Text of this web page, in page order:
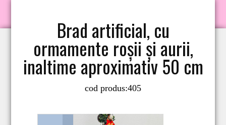
Brad artificial, cu
ormamente roșii și aurii,
inaltime aproximativ 50 cm
cod produs:405